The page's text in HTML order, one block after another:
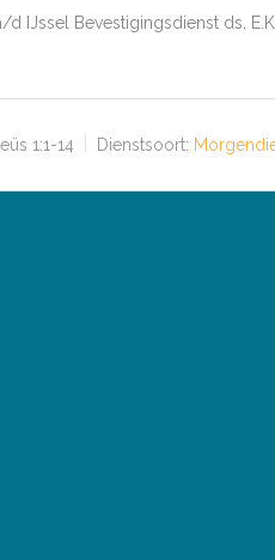
IJssel Bevestigingsdienst ds.
1:1-14 Dienstsoort: